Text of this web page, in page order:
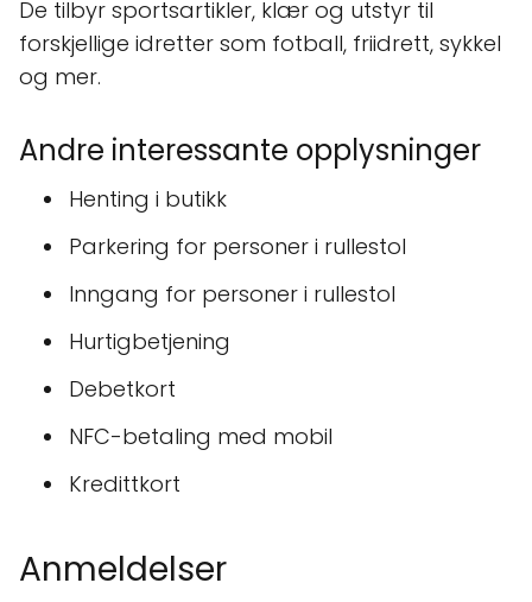
De tilbyr sportsartikler, klær og utstyr til
forskjellige idretter som fotball, friidrett, sykkel
og mer.
Andre interessante opplysninger
Henting i butikk
Parkering for personer i rullestol
Inngang for personer i rullestol
Hurtigbetjening
Debetkort
NFC-betaling med mobil
Kredittkort
Anmeldelser